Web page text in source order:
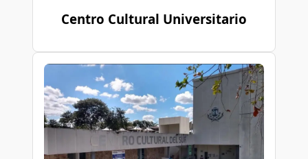
Centro Cultural Universitario